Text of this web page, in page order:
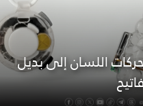
اللسان إلى بديل